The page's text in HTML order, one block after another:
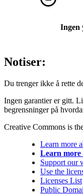
Ingen
Notiser:
Du trenger ikke å rette
Ingen garantier er gitt.
begrensninger på
Creative Commons is
Learn more
Learn more
Support our
Use the
Licenses List
Public